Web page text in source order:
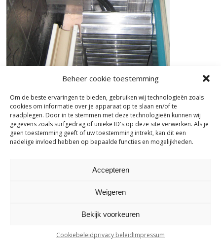
Beheer cookie toestemming
Om de beste ervaringen te bieden, gebruiken wij technologieën zoals
cookies om informatie over je apparaat op te slaan en/of te
raadplegen. Door in te stemmen met deze technologieën kunnen wij
gegevens zoals surfgedrag of unieke ID's op deze site verwerken. Als je
geen toestemming geeft of uw toestemming intrekt, kan dit een
nadelige invloed hebben op bepaalde functies en mogelijkheden.
Accepteren
Weigeren
Bekijk voorkeuren
Cookiebeleidprivacy beleidImpressum
mb nv | stralingsbescherming | bazelstraat 61 - 9150 Kruibeke |